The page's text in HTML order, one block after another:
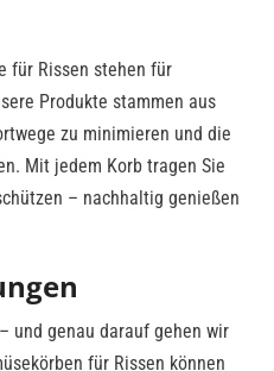
für Rissen stehen für
Produkte stammen aus
zu minimieren und die
Mit jedem Korb tragen Sie
– nachhaltig genießen
und genau darauf gehen wir
für Rissen können